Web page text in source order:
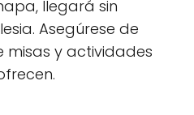
llegará sin
Asegúrese de
misas y actividades